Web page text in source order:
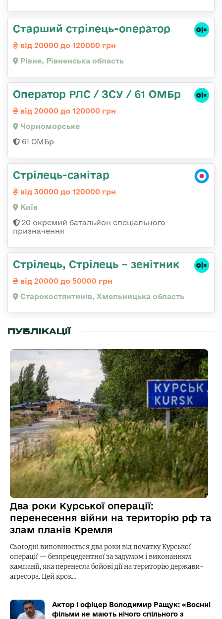
Старший стрілець-оператор
від 20000 до 120000 грн
Рівне, Рівненська область
Оператор РЛС / ЗСУ / 61 ОМБр
від 20000 до 120000 грн
Чорноморське
61 ОМБр
Стрілець-санітар
від 30000 до 120000 грн
Київ
20 окремий батальйон спеціального
призначення
Стрілець, Стрілець – зенітник
від 20000 до 50000 грн
Старокостянтинів, Хмельницька область
ПУБЛІКАЦІЇ
Два роки Курської операції:
перенесення війни на територію рф та
злам планів Кремля
Сьогодні виповнюється два роки від початку Курської
операції — безпрецедентної за задумом і виконанням
кампанії, яка перенесла бойові дії на територію держави-
агресора. Цей крок…
Актор і офіцер Володимир Ращук: «Воєнні
фільми не мають нічого спільного з